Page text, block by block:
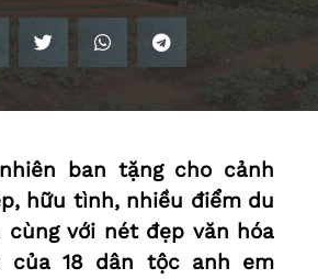
ban tặng cho cảnh
hữu tình, nhiều điểm du
với nét đẹp văn hóa
của 18 dân tộc anh em